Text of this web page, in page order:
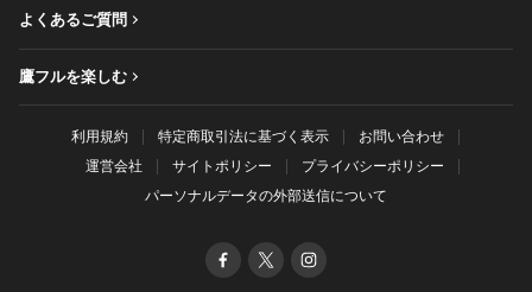
よくあるご質問
鷹フルを楽しむ
利用規約 特定商取引法に基づく表示
お問い合わせ
運営会社
サイトポリシー
プライバシーポリシー
パーソナルデータの外部送信について